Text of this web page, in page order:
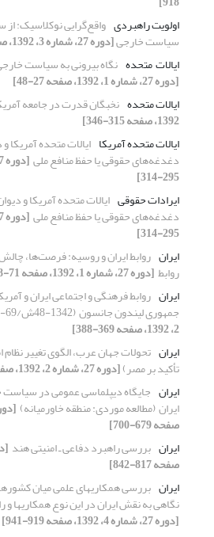
اولویت راهبردی واقع‌گرایی نوکلاسیک: از
‏سیاست خارجی[دوره 27، شماره 3، 1392، صفحه 659-678]
ایالات ‌ متحده نگاه بیرونی به سیاست
[دوره 27، شماره 1، 1392، صفحه 27-48]
ایالات متحده نخبگان قدرت در جامعه
1392، صفحه 315-346]
ایالات متحده آمریکا ایالات متحده آمریکا
‏دغدغه‌های حقوقی یا حفظ منافع ملی ‏
295-314]
ایرادات حقوقی ایالات متحده آمریکا و
‏دغدغه‌های حقوقی یا حفظ منافع ملی ‏
295-314]
ایران روابط ایران و روسیه: فرصت‌ها،
روابط ‏[دوره 27، شماره 1، 1392، صفحه 71-98]
ایران روابط فرهنگی و اجتماعی ایران و
جمهوری لیندون جانسون ‏ (48-1342ش/69-1963م)‏
2، 1392، صفحه 369-388]
ایران تحولات جهان عرب، الگوی تغییر نظام
تأکید بر مصر)‏[دوره 27، شماره 2، 1392، صفحه 535-562]
ایران جایگاه دیپلماسی عمومی در
ایران ‏ ‏(مطالعه موردی: منطقه خاورمیانه) ‏
صفحه 679-700]
ایران بررسی راهبرد دفاعی ـ ‌امنیتی هند ‏
صفحه 817-842]
ایران بررسی همکاری‏های علمی میان
نگاهی به نقش ایران در این نوع همکاری‏ها و
[دوره 27، شماره 4، 1392، صفحه 919-941]